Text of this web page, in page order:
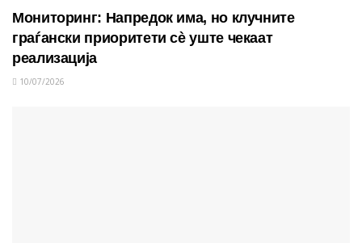
Мониторинг: Напредок има, но клучните
граѓански приоритети сè уште чекаат
реализација
10/07/2026